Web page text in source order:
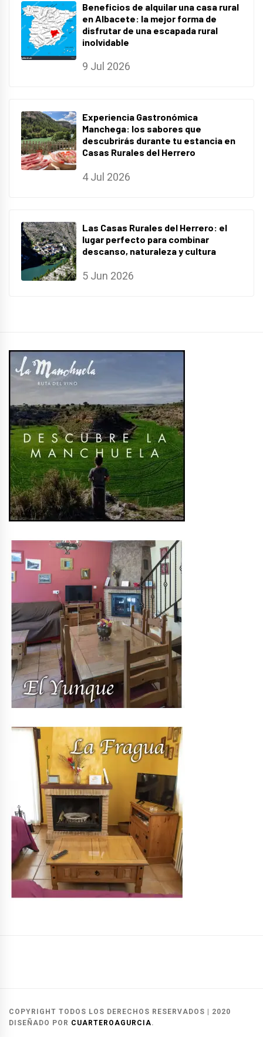
Beneficios de alquilar una casa rural
en Albacete: la mejor forma de
disfrutar de una escapada rural
inolvidable
9 Jul 2026
Experiencia Gastronómica
Manchega: los sabores que
descubrirás durante tu estancia en
Casas Rurales del Herrero
4 Jul 2026
Las Casas Rurales del Herrero: el
lugar perfecto para combinar
descanso, naturaleza y cultura
5 Jun 2026
del
COPYRIGHT TODOS LOS DERECHOS RESERVADOS
2020
DISEÑADO POR CUARTEROAGURCIA.